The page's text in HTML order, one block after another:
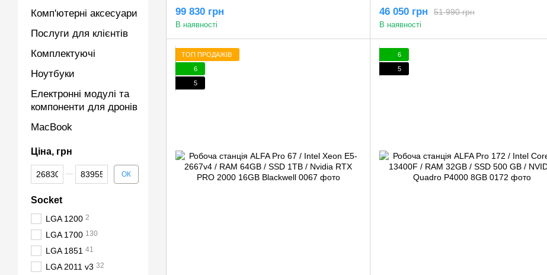
99 830 грн
В наявності
51 990 грн
46 050 грн
В наявності
ТОП ПРОДАЖІВ
6
5
6
5
Комп'ютерні аксесуари
Послуги для клієнтів
Комплектуючі
Ноутбуки
Електронні модулі та
компоненти для дронів
MacBook
Ціна, грн
Від Ціна, грн
До Ціна, грн ОК
Socket
LGA 1200 2
LGA 1700 130
LGA 1851 41
LGA 2011 v3 32